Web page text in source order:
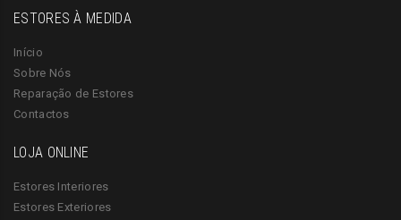
ESTORES À MEDIDA
Início
Sobre Nós
Reparação de Estores
Contactos
LOJA ONLINE
Estores Interiores
Estores Exteriores